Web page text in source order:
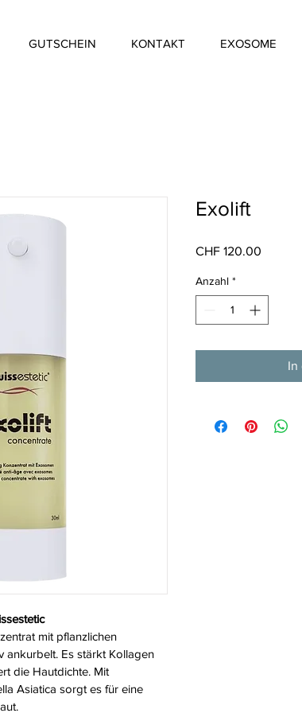
GUTSCHEIN KONTAKT EXOSOME
mit pflanzlichen
ankurbelt. Es stärkt Kollagen
die Hautdichte. Mit
Asiatica sorgt es für eine
Exolift
CHF 120.00
Anzahl *
In